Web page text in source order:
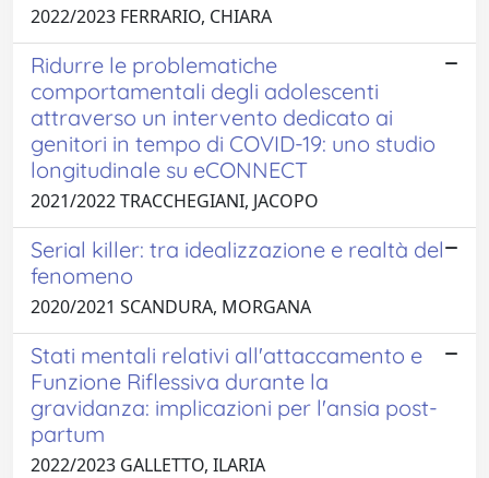
2022/2023 FERRARIO, CHIARA
Ridurre le problematiche
comportamentali degli adolescenti
attraverso un intervento dedicato ai
genitori in tempo di COVID-19: uno studio
longitudinale su eCONNECT
2021/2022 TRACCHEGIANI, JACOPO
Serial killer: tra idealizzazione e realtà del
fenomeno
2020/2021 SCANDURA, MORGANA
Stati mentali relativi all'attaccamento e
Funzione Riflessiva durante la
gravidanza: implicazioni per l'ansia post-
partum
2022/2023 GALLETTO, ILARIA